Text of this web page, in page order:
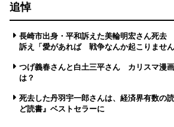
追悼
長崎市出身・平和訴えた美輪明宏さん死去
訴え「愛があれば 戦争なんか起こりません
つげ義春さんと白土三平さん カリスマ漫
は？
死去した丹羽宇一郎さんは、経済界有数の
ど読書』ベストセラーに